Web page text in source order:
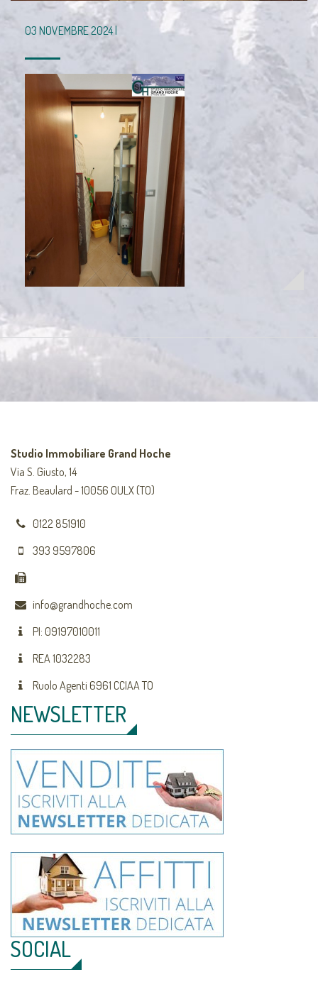
03 NOVEMBRE 2024 |
Studio Immobiliare Grand Hoche
Via S. Giusto, 14
Fraz. Beaulard - 10056 OULX (TO)
0122 851910
393 9597806
info@grandhoche.com
PI: 09197010011
REA 1032283
Ruolo Agenti 6961 CCIAA TO
NEWSLETTER
SOCIAL